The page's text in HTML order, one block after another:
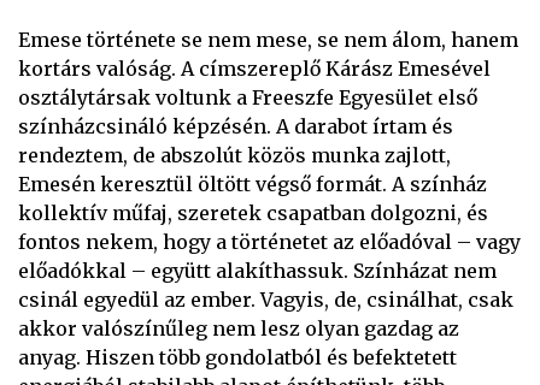
Emese története se nem mese, se nem álom, hanem
kortárs valóság. A címszereplő Kárász Emesével
osztálytársak voltunk a Freeszfe Egyesület első
színházcsináló képzésén. A darabot írtam és
rendeztem, de abszolút közös munka zajlott,
Emesén keresztül öltött végső formát. A színház
kollektív műfaj, szeretek csapatban dolgozni, és
fontos nekem, hogy a történetet az előadóval – vagy
előadókkal – együtt alakíthassuk. Színházat nem
csinál egyedül az ember. Vagyis, de, csinálhat, csak
akkor valószínűleg nem lesz olyan gazdag az
anyag. Hiszen több gondolatból és befektetett